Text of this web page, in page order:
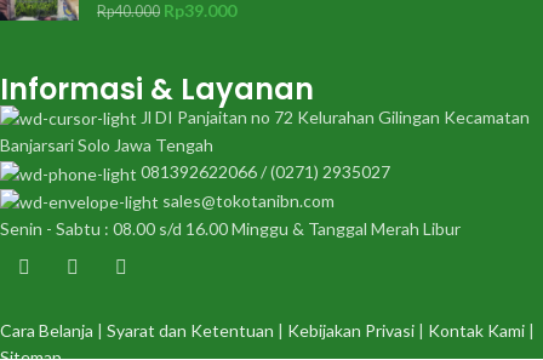
Rp40.000 Rp39.000
Informasi & Layanan
Jl DI Panjaitan no 72 Kelurahan Gilingan Kecamatan
Banjarsari Solo Jawa Tengah
081392622066 / (0271) 2935027
sales@tokotanibn.com
Senin - Sabtu : 08.00 s/d 16.00 Minggu & Tanggal Merah Libur
Cara Belanja | Syarat dan Ketentuan | Kebijakan Privasi | Kontak Kami |